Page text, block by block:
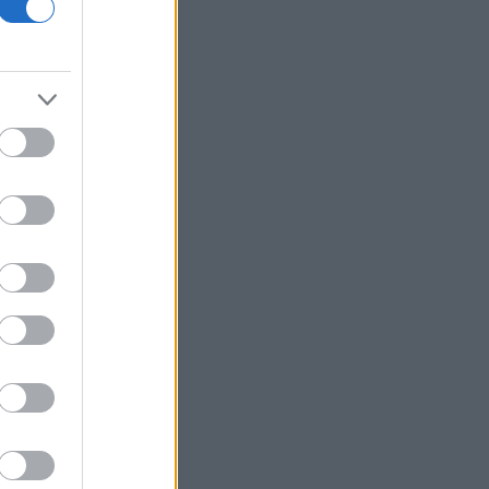
επενδύσεις
λογαριασμός από τα δάνεια του ν.
Κατσέλη
Το Περού και το Μεξικό
αποκατέστησαν τις διπλωματικές
Ιράν: Ο Αραγτσί επαινεί τον στρατό,
προτρέπει σε ενότητα των
Το Cambridge επανεξετάζει τις
Συνάντηση Ζελένσκι με Βούτσιτς -
επίκεντρο
Άγκυρα: Η συμφωνία με Πακιστάν και
ΝΑΤΟ